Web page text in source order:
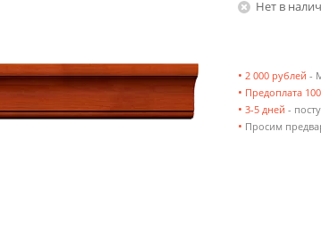
Нет в
• 2 000 рублей -
• Предоплата
• 3-5 дней -
• Просим